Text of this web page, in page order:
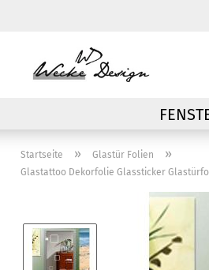
Startseite » Glastür Folien »
Glastattoo Dekorfolie Glassticker